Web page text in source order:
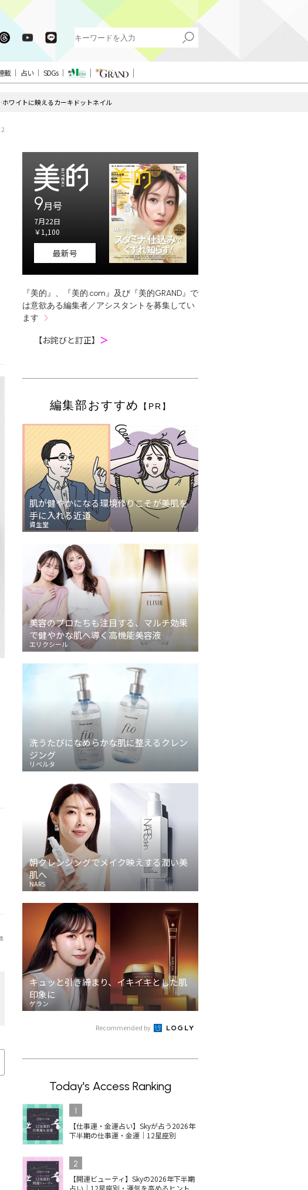
載 占い SDGs
ワイトに映えるカーキドットネイル
9月号
7月22日
￥1,100
最新号
『美的』、『美的.com』及び『美的GRAND』で
は意欲ある編集者／アシスタントを募集してい
ます
【お詫びと訂正】 ＞
編集部おすすめ 【PR】
肌が健やかになる環境作りこそが美肌を
手に入れる近道
資生堂
美容のプロたちも注目する、マルチ効果
で健やかな肌へ導く高機能美容液
エリクシール
洗うたびになめらかな肌に整えるクレン
ジング
リベルタ
朝クレンジングでメイク映えする潤い美
肌へ
NARS
キュッと引き締まり、イキイキとした肌
印象に
ゲラン
Recommended by
Today's Access Ranking
1
【仕事運・金運占い】Skyが占う2026年
下半期の仕事運・金運｜12星座別
2
【開運ビューティ】Skyの2026年下半期